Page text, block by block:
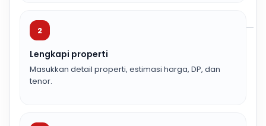
2
Lengkapi properti
Masukkan detail properti, estimasi harga, DP, dan
tenor.